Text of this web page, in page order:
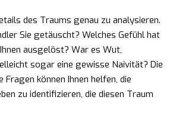
des Traums genau zu analysieren.
Sie getäuscht? Welches Gefühl hat
ausgelöst? War es Wut,
sogar eine gewisse Naivität? Die
können Ihnen helfen, die
zu identifizieren, die diesen Traum